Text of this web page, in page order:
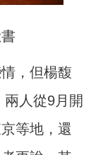
，但楊馥
人從9月開
等地，還